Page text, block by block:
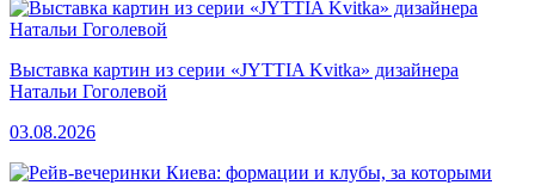
Выставка картин из серии «JYTTIA Kvitka» дизайнера
Натальи Гоголевой
03.08.2026